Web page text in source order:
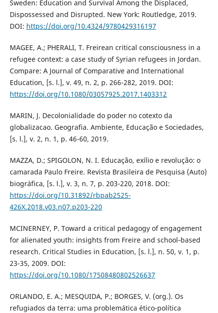
Sweden: Education and Survival Among the Displaced,
Dispossessed and Disrupted. New York: Routledge, 2019.
DOI: https://doi.org/10.4324/9780429316197
MAGEE, A.; PHERALI, T. Freirean critical consciousness in a
refugee context: a case study of Syrian refugees in Jordan.
Compare: A Journal of Comparative and International
Education, [s. l.], v. 49, n. 2, p. 266-282, 2019. DOI:
https://doi.org/10.1080/03057925.2017.1403312
MARIN, J. Decolonialidade do poder no cotexto da
globalizacao. Geografia. Ambiente, Educação e Sociedades,
[s. l.], v. 2, n. 1, p. 46-60, 2019.
MAZZA, D.; SPIGOLON, N. I. Educação, exílio e revolução: o
camarada Paulo Freire. Revista Brasileira de Pesquisa (Auto)
biográfica, [s. l.], v. 3, n. 7, p. 203-220, 2018. DOI:
https://doi.org/10.31892/rbpab2525-
426X.2018.v03.n07.p203-220
MCINERNEY, P. Toward a critical pedagogy of engagement
for alienated youth: insights from Freire and school‐based
research. Critical Studies in Education, [s. l.], n. 50, v. 1, p.
23-35, 2009. DOI:
https://doi.org/10.1080/17508480802526637
ORLANDO, E. A.; MESQUIDA, P.; BORGES, V. (org.). Os
refugiados da terra: uma problemática ético-política